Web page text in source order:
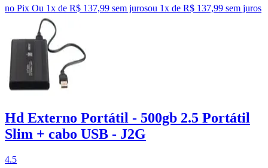
no Pix Ou 1x de R$ 137,99 sem jurosou 1x de R$ 137,99 sem juros
Hd Externo Portátil - 500gb 2.5 Portátil
Slim + cabo USB - J2G
4.5